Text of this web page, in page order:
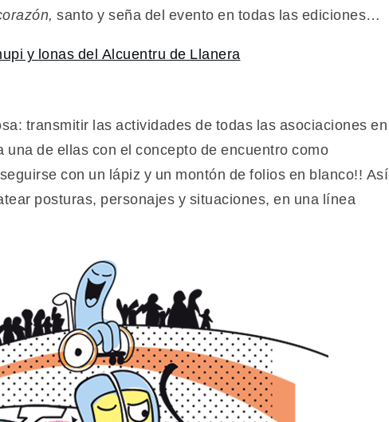
santo y seña del evento en todas las ediciones…
transmitir las actividades de todas las asociaciones en
de ellas con el concepto de encuentro como
con un lápiz y un montón de folios en blanco!! Así
posturas, personajes y situaciones, en una línea